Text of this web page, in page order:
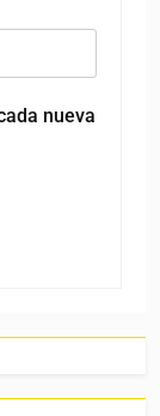
nueva